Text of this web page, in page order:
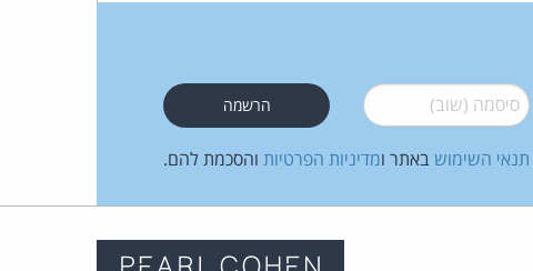
סיסמה (שוב)*
תנאי השימוש באתר ומדיניות הפרטיות והסכמת להם.